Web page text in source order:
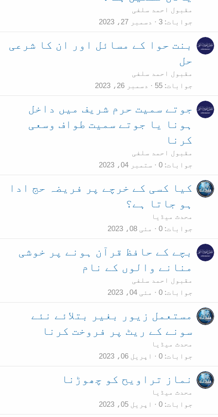
مقبول احمد سلفی
جوابات 3 دسمبر 27، 2023
بنت حوا کے مسائل اور ان کا شرعی
حل
مقبول احمد سلفی
جوابات 55 دسمبر 26، 2023
جوتے سمیت حرم شریف میں داخل
ہونا یا جوتے سمیت طواف وسعی
کرنا
مقبول احمد سلفی
جوابات 0 ستمبر 04، 2023
کیا کسی کے خرچے پر فریضہ حج ادا
ہو جاتا ہے؟
محدث میڈیا
جوابات 0 مئی 08، 2023
بچے کے حافظ قرآن ہونے پر خوشی
منانے والوں کے نام
مقبول احمد سلفی
جوابات 0 مئی 04، 2023
مستعمل زیور بغیر بتلائے نئے
سونے کے ریٹ پر فروخت کرنا
محدث میڈیا
جوابات 0 اپریل 06، 2023
نماز تراویح کو چھوڑنا
محدث میڈیا
جوابات 0 اپریل 05، 2023